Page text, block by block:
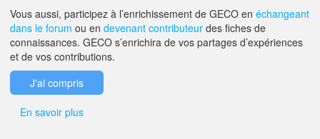
F.A.Q. NOUS CONTACTER
Vous aussi, participez à l’enrichissement de GECO en échangeant
dans le forum ou en devenant contributeur des fiches de
connaissances. GECO s’enrichira de vos partages d’expériences
et de vos contributions.
J'ai compris
En savoir plus